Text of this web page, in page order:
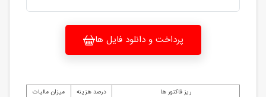
پرداخت و دانلود فایل ها
ریز فاکتور ها درصد هزینه
میزان مالیات